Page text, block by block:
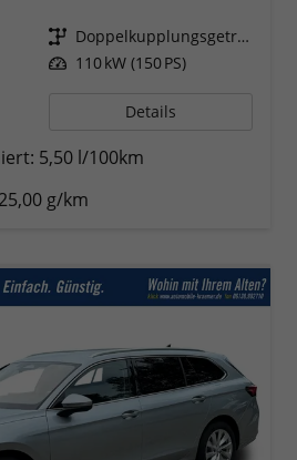
Getriebe
Doppelkupplungsgetriebe (DSG)
Leistung 110 kW (150 PS)
Details
5,50 l/100km
g/km